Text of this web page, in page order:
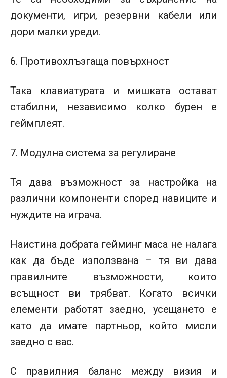
документи, игри, резервни кабели или
дори малки уреди.
6. Противохлъзгаща повърхност
Така клавиатурата и мишката остават
стабилни, независимо колко бурен е
геймплеят.
7. Модулна система за регулиране
Тя дава възможност за настройка на
различни компоненти според навиците и
нуждите на играча.
Наистина добрата гейминг маса не налага
как да бъде използвана – тя ви дава
правилните възможности, които
всъщност ви трябват. Когато всички
елементи работят заедно, усещането е
като да имате партньор, който мисли
заедно с вас.
С правилния баланс между визия и